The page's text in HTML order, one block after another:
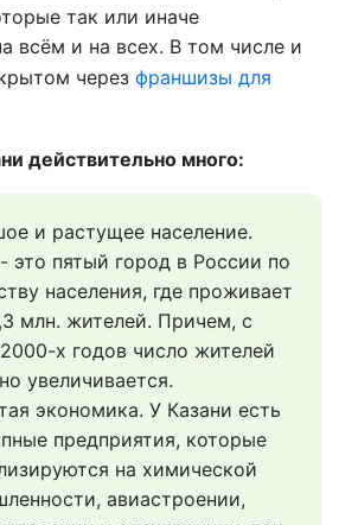
так или иначе
всём и на всех. В том числе и
через франшизы для
действительно много:
и растущее население.
это пятый город в России по
населения, где проживает
млн. жителей. Причем, с
х годов число жителей
увеличивается.
экономика. У Казани есть
предприятия, которые
на химической
авиастроении,